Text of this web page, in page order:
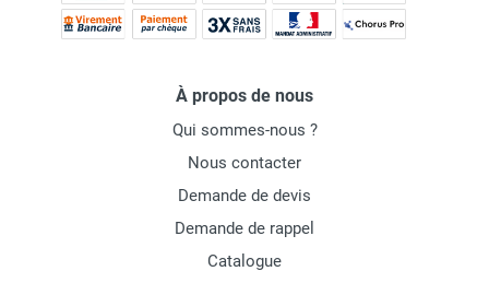
À propos de nous
Qui sommes-nous ?
Nous contacter
Demande de devis
Demande de rappel
Catalogue